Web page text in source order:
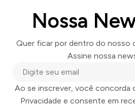
Nossa
Quer ficar por dentro do nosso
Assine nossa
Ao se inscrever, você concorda
Privacidade e consente em